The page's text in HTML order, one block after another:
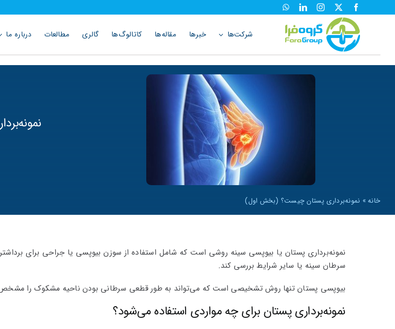
شرکت‌ها خبرها مقاله‌ها کاتالوگ‌ها گالری مطالعات درباره ما
خانه» نمونه‌برداری پستان چیست؟ (بخش اول)
نمونه‌برداری پستان یا بیوپسی سینه روشی است که شامل استفاده از سوزن بیوپسی یا جراحی برای
سرطان سینه یا سایر شرایط بررسی کند.
بیوپسی پستان تنها روش تشخیصی است که می‌تواند به طور قطعی سرطانی بودن ناحیه مشکوک را
نمونه‌برداری پستان برای چه مواردی استفاده می‌شود؟